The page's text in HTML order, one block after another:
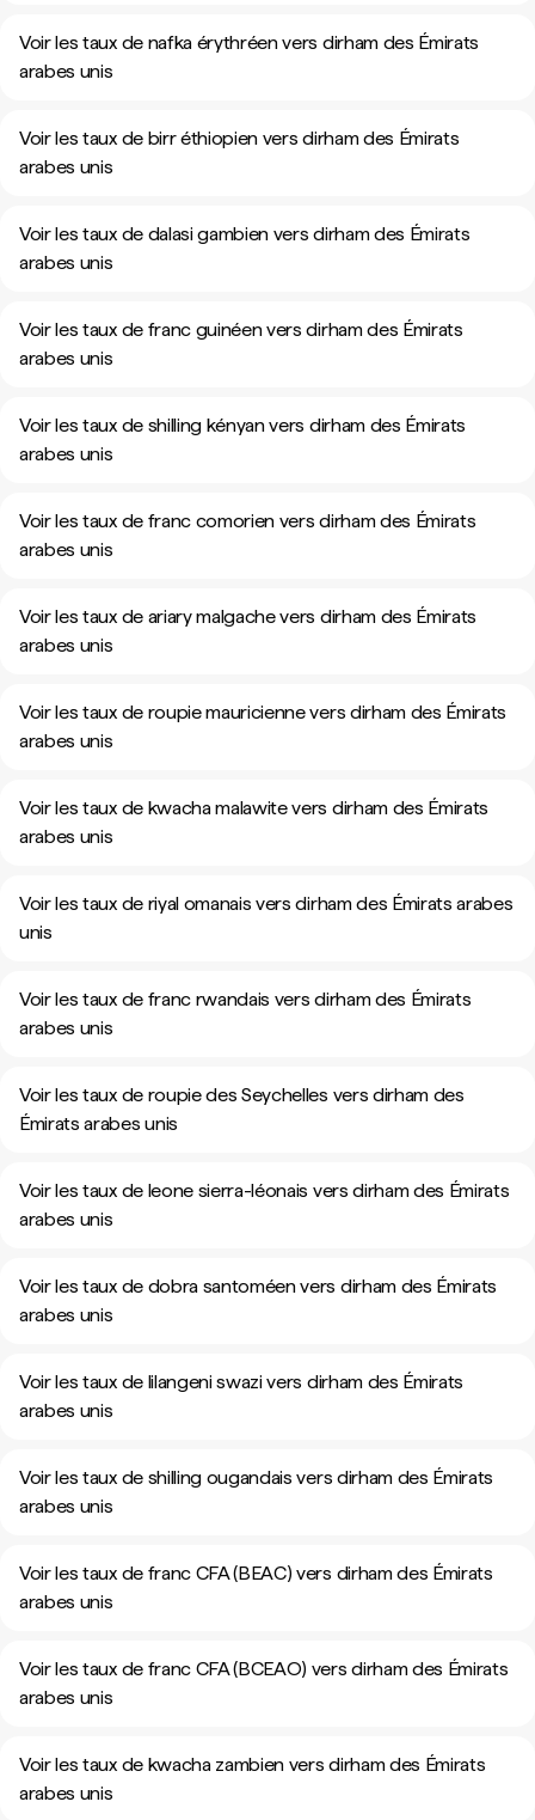
Voir les taux de nafka érythréen vers dirham des Émirats
arabes unis
Voir les taux de birr éthiopien vers dirham des Émirats
arabes unis
Voir les taux de dalasi gambien vers dirham des Émirats
arabes unis
Voir les taux de franc guinéen vers dirham des Émirats
arabes unis
Voir les taux de shilling kényan vers dirham des Émirats
arabes unis
Voir les taux de franc comorien vers dirham des Émirats
arabes unis
Voir les taux de ariary malgache vers dirham des Émirats
arabes unis
Voir les taux de roupie mauricienne vers dirham des Émirats
arabes unis
Voir les taux de kwacha malawite vers dirham des Émirats
arabes unis
Voir les taux de riyal omanais vers dirham des Émirats arabes
unis
Voir les taux de franc rwandais vers dirham des Émirats
arabes unis
Voir les taux de roupie des Seychelles vers dirham des
Émirats arabes unis
Voir les taux de leone sierra-léonais vers dirham des Émirats
arabes unis
Voir les taux de dobra santoméen vers dirham des Émirats
arabes unis
Voir les taux de lilangeni swazi vers dirham des Émirats
arabes unis
Voir les taux de shilling ougandais vers dirham des Émirats
arabes unis
Voir les taux de franc CFA (BEAC) vers dirham des Émirats
arabes unis
Voir les taux de franc CFA (BCEAO) vers dirham des Émirats
arabes unis
Voir les taux de kwacha zambien vers dirham des Émirats
arabes unis